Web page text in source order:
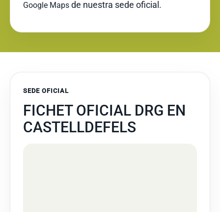
Google Maps de nuestra sede oficial.
SEDE OFICIAL
FICHET OFICIAL DRG EN
CASTELLDEFELS